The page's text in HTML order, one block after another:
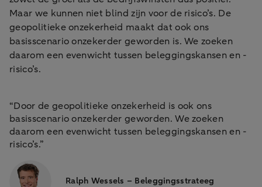
Maar we kunnen niet blind zijn voor de risico’s. De
geopolitieke onzekerheid maakt dat ook ons
basisscenario onzekerder geworden is. We zoeken
daarom een evenwicht tussen beleggingskansen en -
risico’s.
“Door de geopolitieke onzekerheid is ook ons
basisscenario onzekerder geworden. We zoeken
daarom een evenwicht tussen beleggingskansen en -
risico’s.”
Ralph Wessels – Beleggingsstrateeg